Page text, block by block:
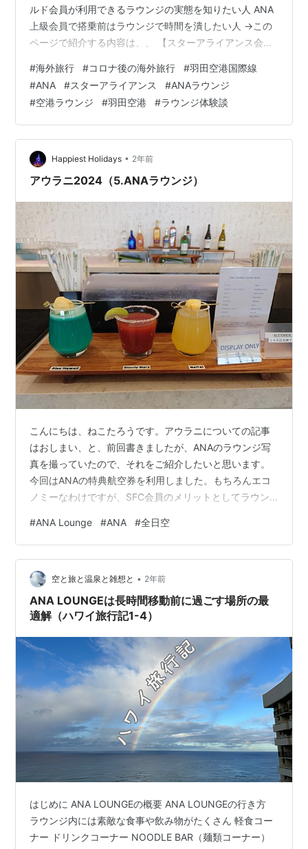
ルド会員が利用できるラウンジの実態を知りたい人 ANA
上級会員で搭乗前はラウンジで時間を潰したい人 →この
ページで紹介する内容は、、 【スターアライアンス会員
ュー】羽田空港第3ターミナル ANA LOUNGE SFC会員が
スターアライアンス便利用時にANAラウンジを利用した
体験談紹介
#海外旅行 #コロナ後の海外旅行 #羽田空港国際線
#ANA #スターアライアンス #ANAラウンジ
#空港ラウンジ #羽田空港 #ラウンジ体験談
Happiest Holidays • 2年前
アウラニ2024（5.ANAラウンジ）
こんにちは、ねこたろうです。アウラニについての記事
はおしまい、と、前回書きましたが、ANAのラウンジ写
真を撮っていたので、それをご紹介したいと思います。
今回はANAの特典航空券を利用しました。もちろんエコ
ノミーなわけですが、SFC会員のメリットとしてラウン
ターミナル国際線です。他の航空会社の国際線は第3ター
ミナル、ANAだけは第2ターミナルにお引越ししてきまし
た。まだ発着本数が少ないのかな。チェックインカウン
ターまわりがすごく広々しているように感じます。 ラウ
ンジの中も広々。 カレーの器が丸かった（くだらない気
付き）。あとは、バーカウンター…
#ANA Lounge #ANA #全日空
空と旅と温泉と雑想と • 2年前
ANA LOUNGEは長時間移動前に過ごす場所の最
適解（ハワイ旅行記1-4）
はじめに ANA LOUNGEの概要 ANA LOUNGEの行き方
ラウンジ内には素敵な食事や飲み物がたくさん 軽食コー
ナー ドリンクコーナー NOODLE BAR（麺類コーナー）